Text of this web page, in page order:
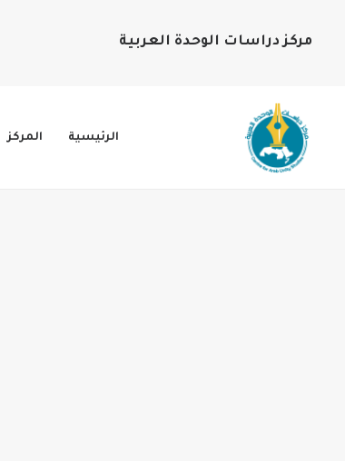
مركز دراسات الوحدة العربية
الرئيسية المركز